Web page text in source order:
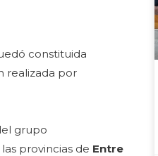
constituida
realizada por
grupo
provincias de Entre